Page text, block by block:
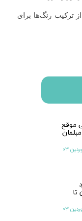
ترکیب رنگ‌ها برای
موقع
تا